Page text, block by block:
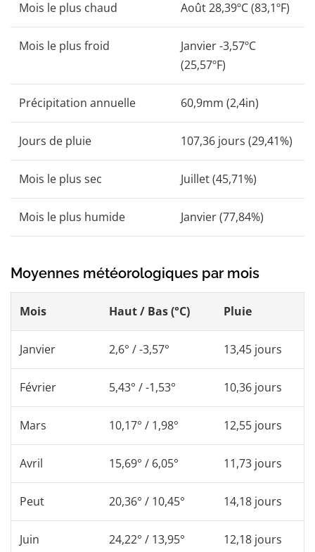
Mois le plus chaud Août 28,39ºC (83,1ºF)
Mois le plus froid
Janvier -3,57ºC
(25,57ºF)
Précipitation annuelle 60,9mm (2,4in)
Jours de pluie 107,36 jours (29,41%)
Mois le plus sec Juillet (45,71%)
Mois le plus humide Janvier (77,84%)
Moyennes météorologiques par mois
Mois Haut / Bas (°C) Pluie
Janvier 2,6° / -3,57° 13,45 jours
Février 5,43° / -1,53° 10,36 jours
Mars 10,17° / 1,98° 12,55 jours
Avril 15,69° / 6,05° 11,73 jours
Peut 20,36° / 10,45° 14,18 jours
Juin 24,22° / 13,95° 12,18 jours